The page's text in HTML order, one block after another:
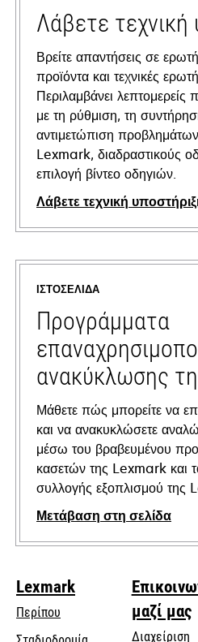
Λάβετε τεχνική
Βρείτε απαντήσεις σε
προϊόντα και τεχνικές
Περιλαμβάνει λεπτομερείς
με τη ρύθμιση, τη
αντιμετώπιση
Lexmark, διαδραστικούς
επιλογή βίντεο οδηγιών.
Λάβετε τεχνική
opens
in
new
tab
ΙΣΤΟΣΕΛΊΔΑ
Προγράμματα
ανακύκλωσης
Μάθετε πώς μπορείτε να
και να ανακυκλώσετε
μέσω του βραβευμένου
κασετών της Lexmark και
συλλογής εξοπλισμού της
Μετάβαση στη σελίδα
Lexmark
Περίπου
μαζί μας
Διαχείριση